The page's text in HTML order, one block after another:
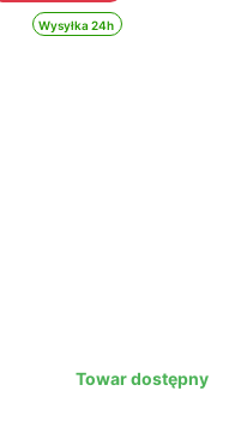
Wysyłka 24h
Towar dostępny